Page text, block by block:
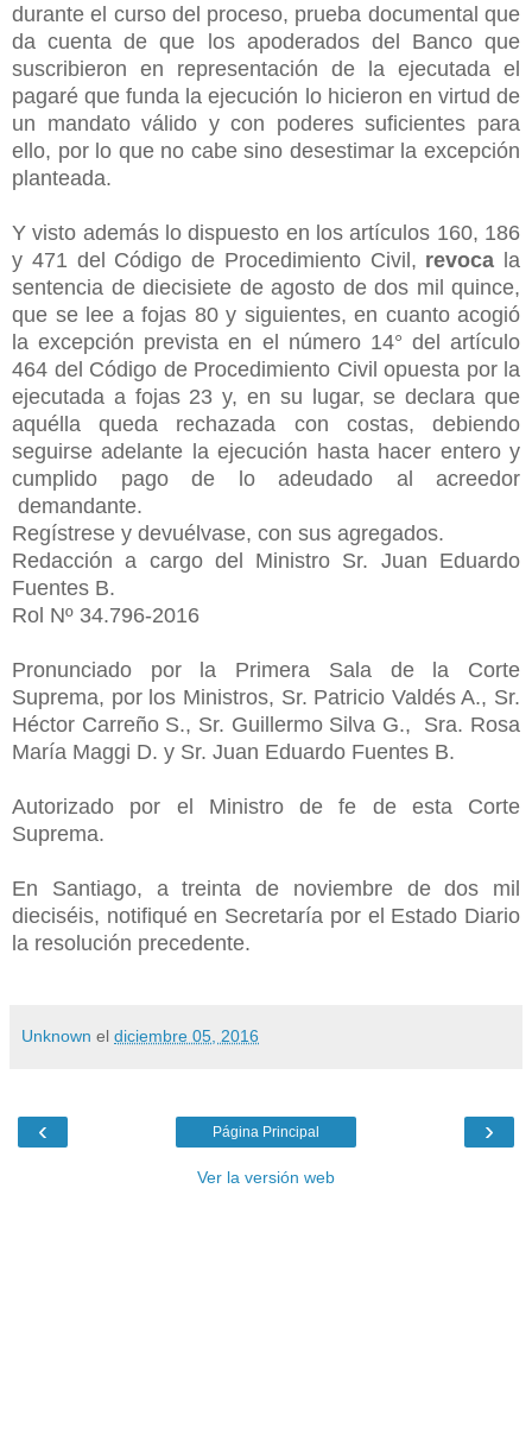
durante el curso del proceso, prueba documental que
da cuenta de que los apoderados del Banco que
suscribieron en representación de la ejecutada el
pagaré que funda la ejecución lo hicieron en virtud de
un mandato válido y con poderes suficientes para
ello, por lo que no cabe sino desestimar la excepción
planteada.
Y visto además lo dispuesto en los artículos 160, 186
y 471 del Código de Procedimiento Civil, revoca la
sentencia de diecisiete de agosto de dos mil quince,
que se lee a fojas 80 y siguientes, en cuanto acogió
la excepción prevista en el número 14° del artículo
464 del Código de Procedimiento Civil opuesta por la
ejecutada a fojas 23 y, en su lugar, se declara que
aquélla queda rechazada con costas, debiendo
seguirse adelante la ejecución hasta hacer entero y
cumplido pago de lo adeudado al acreedor
demandante.
Regístrese y devuélvase, con sus agregados.
Redacción a cargo del Ministro Sr. Juan Eduardo
Fuentes B.
Rol Nº 34.796-2016
Pronunciado por la Primera Sala de la Corte
Suprema, por los Ministros, Sr. Patricio Valdés A., Sr.
Héctor Carreño S., Sr. Guillermo Silva G., Sra. Rosa
María Maggi D. y Sr. Juan Eduardo Fuentes B.
Autorizado por el Ministro de fe de esta Corte
Suprema.
En Santiago, a treinta de noviembre de dos mil
dieciséis, notifiqué en Secretaría por el Estado Diario
la resolución precedente.
Unknown el diciembre 05, 2016
‹ ›
Página Principal
Ver la versión web